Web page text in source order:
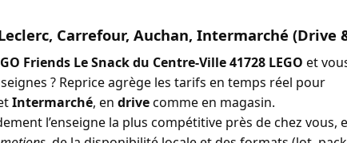
Carrefour, Auchan, Intermarché (Drive
Friends Le Snack du Centre-Ville 41728 LEGO et
? Reprice agrège les tarifs en temps réel pour
Intermarché, en drivecomme en magasin.
l’enseigne la plus compétitive près de chez vous,